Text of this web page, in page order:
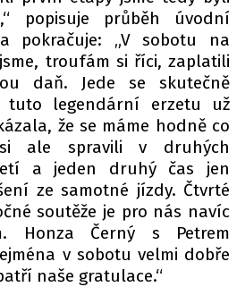
VYDAVATEL
INZERCE
ÚDAJE / COOKIES
serveru autoroad.cz je
s.r.o., IČ: 118 23 054
popisuje průběh úvodní
pokračuje: „V sobotu na
troufám si říci, zaplatili
daň. Jede se skutečně
tuto legendární erzetu už
že se máme hodně co
ale spravili v druhých
a jeden druhý čas jen
ze samotné jízdy. Čtvrté
soutěže je pro nás navíc
Honza Černý s Petrem
v sobotu velmi dobře
naše gratulace.“